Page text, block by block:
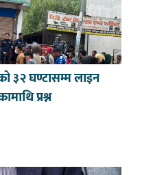
३२ घण्टासम्म लाइन
प्रश्न